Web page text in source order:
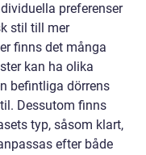
preferenser
stil till mer
finns det många
kan ha olika
befintliga dörrens
Dessutom finns
typ, såsom klart,
efter både